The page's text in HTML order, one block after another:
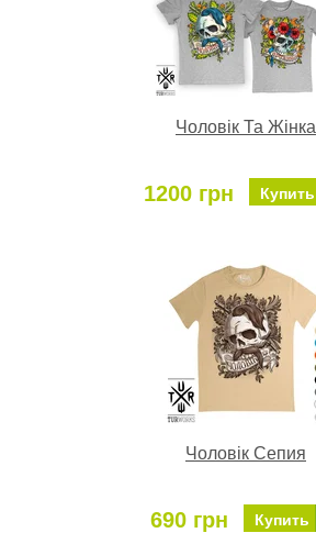
Чоловік Та Жінка
1200 грн Купить
Чоловік Сепия
690 грн Купить